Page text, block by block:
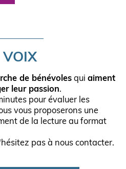
VOIX
de bénévoles qui aiment
leur passion.
pour évaluer les
vous proposerons une
de la lecture au format
pas à nous contacter.